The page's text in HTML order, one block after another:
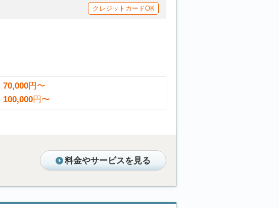
クレジットカードOK
70,000円〜
100,000円〜
料金やサービスを見る